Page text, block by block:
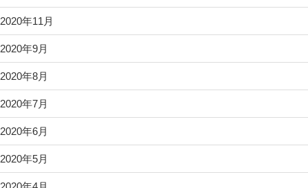
2020年11月
2020年9月
2020年8月
2020年7月
2020年6月
2020年5月